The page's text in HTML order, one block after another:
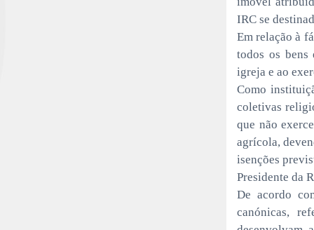
IRC se
Em relação à
todos os bens
igreja e ao
Como
coletivas
que não
agrícola,
isenções
Presidente da
De acordo
canónicas,